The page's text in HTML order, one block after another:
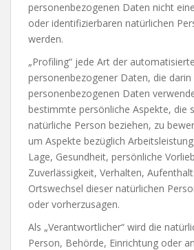
personenbezogenen Daten nicht
oder identifizierbaren natürlichen
werden.
„Profiling“ jede Art der
personenbezogener Daten, die
personenbezogenen Daten
bestimmte persönliche Aspekte, die
natürliche Person beziehen, zu
um Aspekte bezüglich
Lage, Gesundheit, persönliche
Zuverlässigkeit, Verhalten,
Ortswechsel dieser natürlichen
oder vorherzusagen.
Als „Verantwortlicher“ wird die
Person, Behörde, Einrichtung oder